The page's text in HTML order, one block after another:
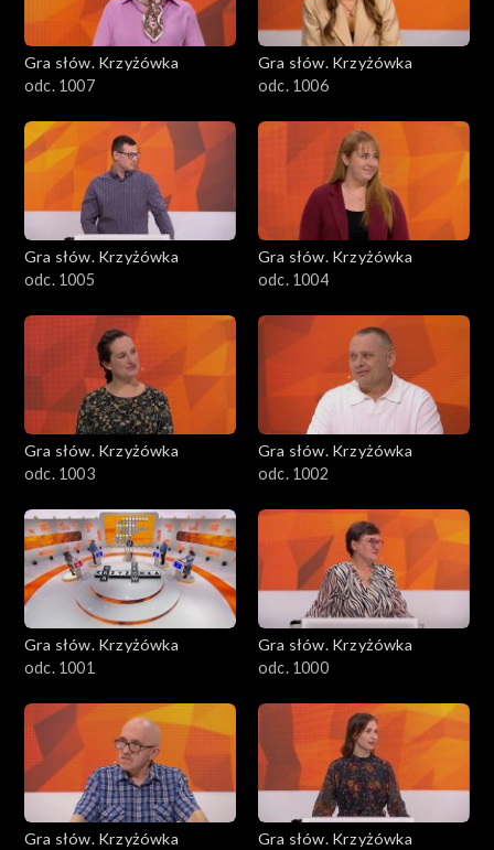
Gra słów. Krzyżówka
odc. 1007
Gra słów. Krzyżówka
odc. 1006
Gra słów. Krzyżówka
odc. 1005
Gra słów. Krzyżówka
odc. 1004
Gra słów. Krzyżówka
odc. 1003
Gra słów. Krzyżówka
odc. 1002
Gra słów. Krzyżówka
odc. 1001
Gra słów. Krzyżówka
odc. 1000
Gra słów. Krzyżówka
Gra słów. Krzyżówka